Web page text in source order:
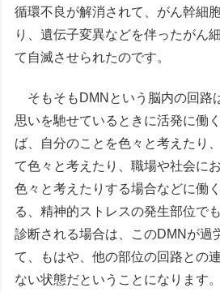
循環不良が解消されて、がん幹細
り、遺伝子変異などを伴ったがん
て自滅させられたのです。
そもそもDMNという脳内の回路
思いを馳せているときに活発に働
ば、自分のことを色々と考えたり
て色々と考えたり、職場や社会に
色々と考えたりする場合などに働
る、精神的ストレスの発生部位で
診断される場合は、このDMNが過
て、もはや、他の部位の回路との
ない状態だということになります。